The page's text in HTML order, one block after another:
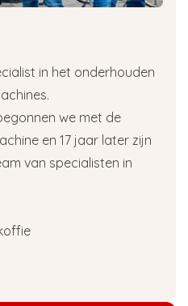
in het onderhouden
we met de
en 17 jaar later zijn
van specialisten in